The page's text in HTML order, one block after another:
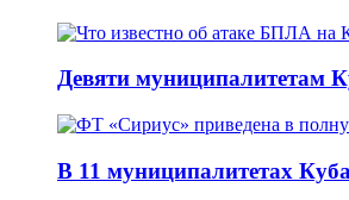
Девяти муниципалитетам
В 11 муниципалитетах